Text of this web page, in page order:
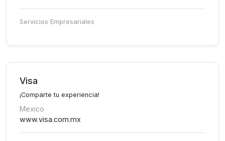
Servicios Empresariales
Visa
¡Comparte tu experiencia!
Mexico
www.visa.com.mx